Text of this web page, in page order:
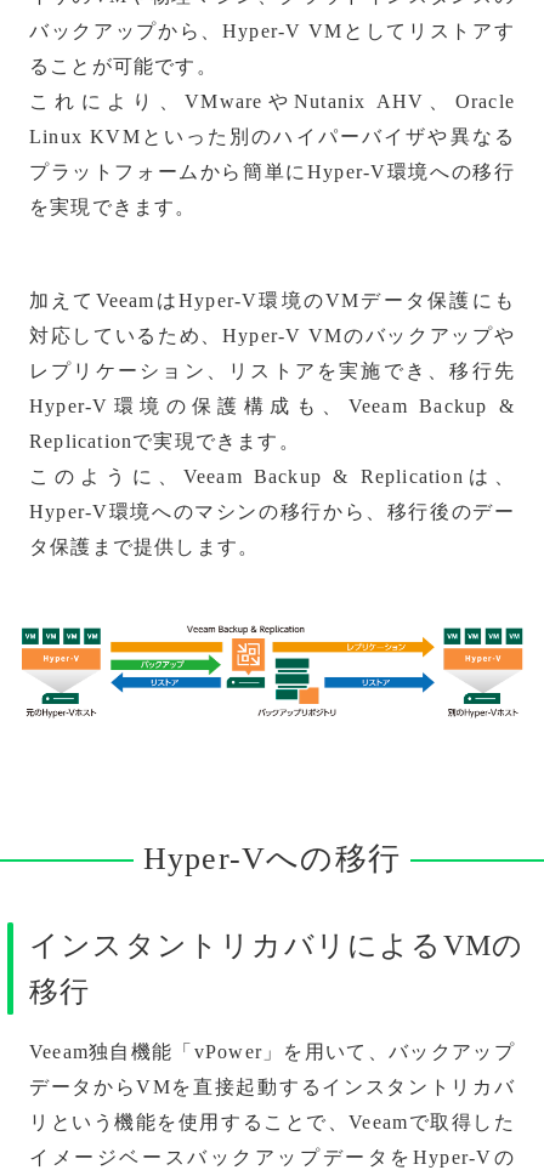
バックアップから、Hyper-V VMとしてリストアす
ることが可能です。
これにより、VMwareやNutanix AHV、Oracle
Linux KVMといった別のハイパーバイザや異なる
プラットフォームから簡単にHyper-V環境への移行
を実現できます。
加えてVeeamはHyper-V環境のVMデータ保護にも
対応しているため、Hyper-V VMのバックアップや
レプリケーション、リストアを実施でき、移行先
Hyper-V環境の保護構成も、Veeam Backup &
Replicationで実現できます。
このように、Veeam Backup & Replicationは、
Hyper-V環境へのマシンの移行から、移行後のデー
タ保護まで提供します。
Hyper-Vへの移行
インスタントリカバリによるVMの
移行
Veeam独自機能「vPower」を用いて、バックアップ
データからVMを直接起動するインスタントリカバ
リという機能を使用することで、Veeamで取得した
イメージベースバックアップデータをHyper-Vの